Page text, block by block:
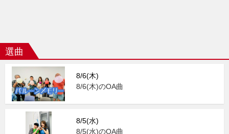
選曲
8/6(木)
8/6(木)のOA曲
8/5(水)
8/5(水)のOA曲